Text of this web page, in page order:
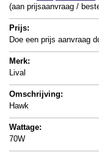
(aan prijsaanvraag /
Prijs:
Doe een prijs aanvraag
Merk:
Lival
Omschrijving:
Hawk
Wattage:
70W